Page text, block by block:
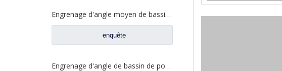
Engrenage d'angle moyen de bassin de pont pour les pièces de rechange 5801845742 de camion de SAIC Hongyan
enquête
Engrenage d'angle de bassin de pont moyen pour pièces de rechange Shamcan DelongTruck 81.35199.6535